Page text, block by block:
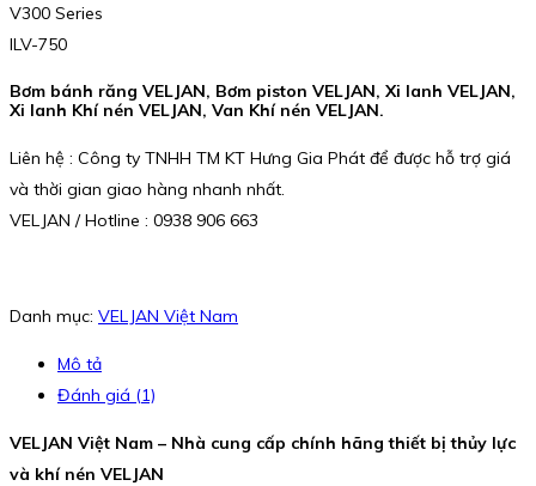
V300 Series
ILV-750
Bơm bánh răng VELJAN, Bơm piston VELJAN, Xi lanh VELJAN,
Xi lanh Khí nén VELJAN, Van Khí nén VELJAN.
Liên hệ : Công ty TNHH TM KT Hưng Gia Phát để được hỗ trợ giá
và thời gian giao hàng nhanh nhất.
VELJAN / Hotline : 0938 906 663
Danh mục: VELJAN Việt Nam
Mô tả
Đánh giá (1)
VELJAN Việt Nam – Nhà cung cấp chính hãng thiết bị thủy lực
và khí nén VELJAN